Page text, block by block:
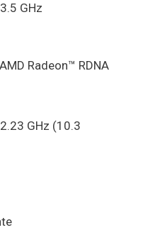
GHz
Radeon™ RDNA
GHz (10.3